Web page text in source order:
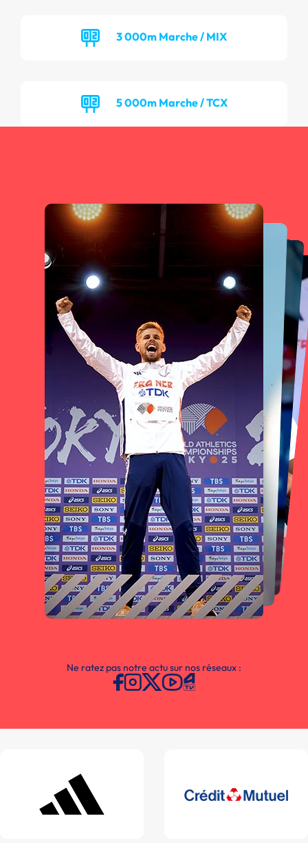
3 000m Marche / MIX
5 000m Marche / TCX
Ne ratez pas notre actu sur nos réseaux :